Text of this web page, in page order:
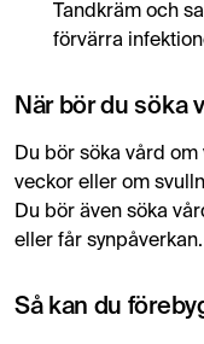
Tandkräm och
förvärra
När bör du söka
Du bör söka vård
veckor eller om
Du bör även söka
eller får synpåverkan.
Så kan du